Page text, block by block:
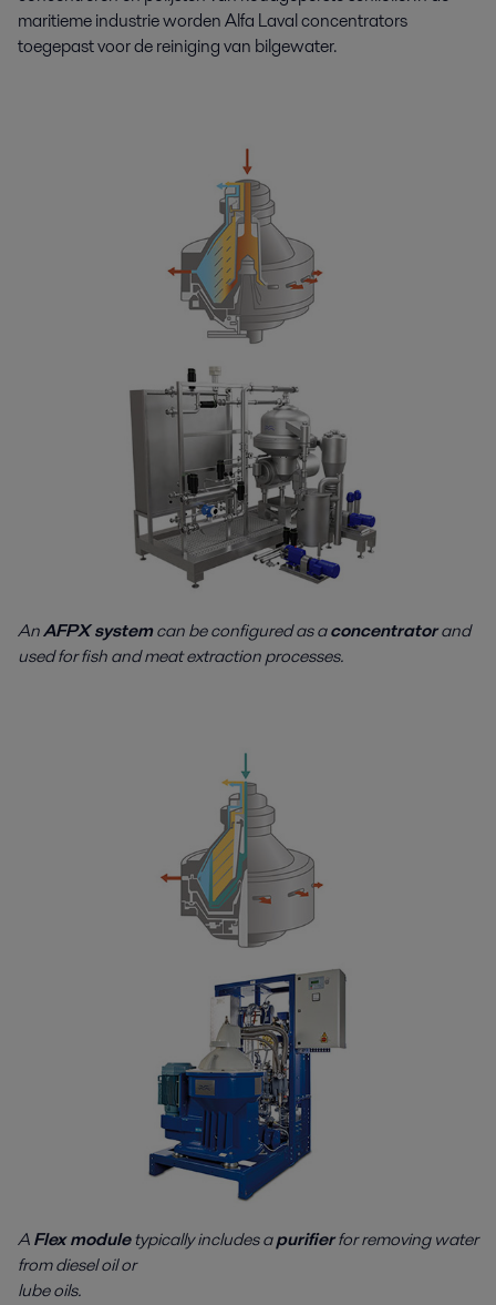
maritieme industrie worden Alfa Laval concentrators
toegepast voor de reiniging van bilgewater.
AnAFPX systemcan be configured as aconcentratorand
used for fish and meat extraction processes.
AFlex moduletypically includes apurifierfor removing water
from diesel oil or
lube oils.